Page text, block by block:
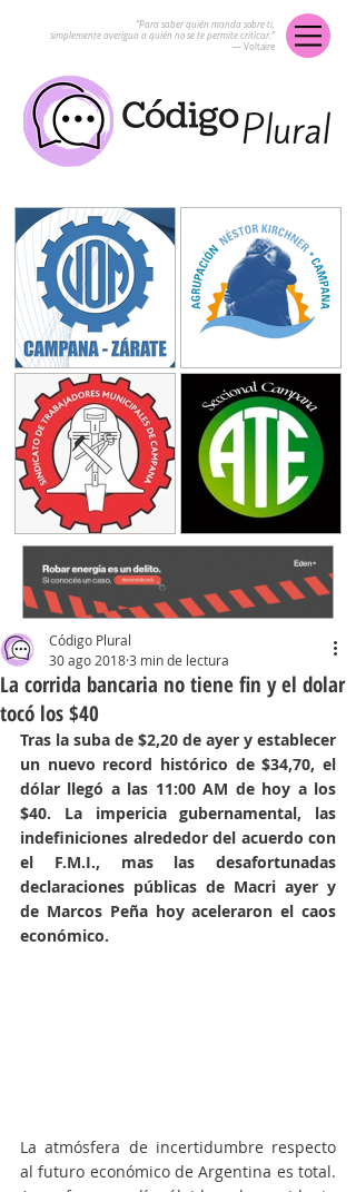
“Para saber quién manda sobre ti,
simplemente averigua a quién no se te permite criticar.”
― Voltaire
La corrida bancaria no tiene fin y el dolar
tocó los $40
Código Plural
30 ago 20183 min de lectura
Tras la suba de $2,20 de ayer y establecer
un nuevo record histórico de $34,70, el
dólar llegó a las 11:00 AM de hoy a los
$40. La impericia gubernamental, las
indefiniciones alrededor del acuerdo con
el F.M.I., mas las desafortunadas
declaraciones públicas de Macri ayer y
de Marcos Peña hoy aceleraron el caos
económico.
La atmósfera de incertidumbre respecto
al futuro económico de Argentina es total.